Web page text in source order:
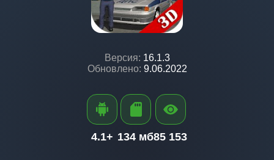
Версия: 16.1.3
Обновлено: 9.06.2022
4.1+ 134 мб85 153